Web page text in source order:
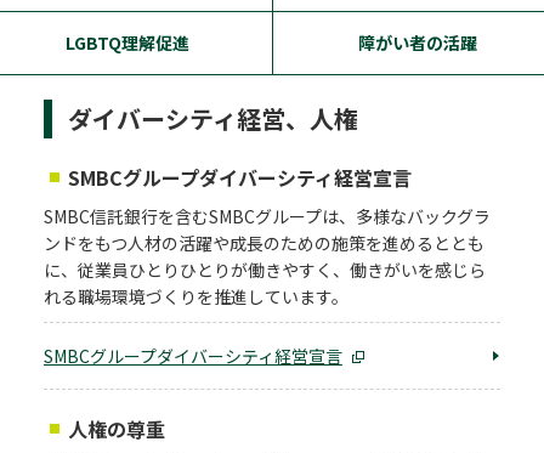
LGBTQ理解促進 障がい者の活躍
ダイバーシティ経営、人権
SMBCグループダイバーシティ経営宣言
SMBC信託銀行を含むSMBCグループは、多様なバックグラ
ンドをもつ人材の活躍や成長のための施策を進めるととも
に、従業員ひとりひとりが働きやすく、働きがいを感じら
れる職場環境づくりを推進しています。
SMBCグループダイバーシティ経営宣言
人権の尊重